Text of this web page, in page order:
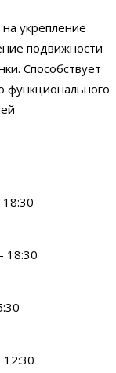
укрепление
подвижности
Способствует
18:30
12:30